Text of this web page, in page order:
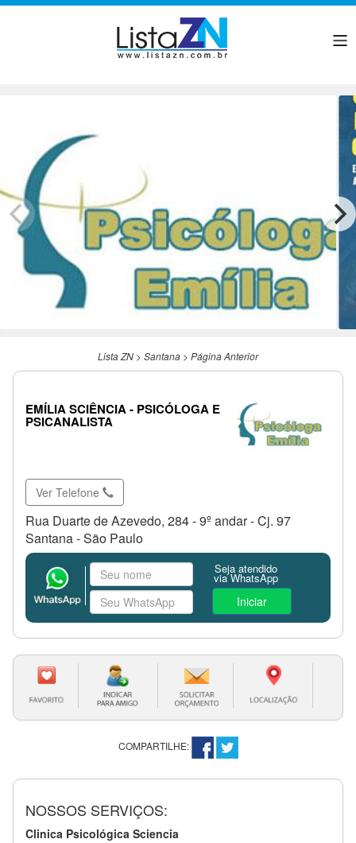
Lista ZN > Santana > Página Anterior
EMÍLIA SCIÊNCIA - PSICÓLOGA E
PSICANALISTA
Ver Telefone
Rua Duarte de Azevedo, 284 - 9º andar - Cj. 97
Santana - São Paulo
Seja atendido
via WhatsApp
Iniciar
COMPARTILHE:
NOSSOS SERVIÇOS:
Clinica Psicológica Sciencia